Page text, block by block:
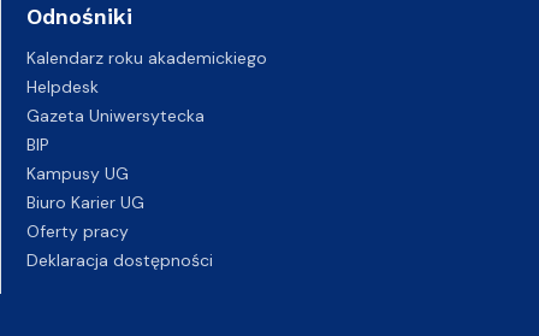
Odnośniki
Kalendarz roku akademickiego
Helpdesk
Gazeta Uniwersytecka
BIP
Kampusy UG
Biuro Karier UG
Oferty pracy
Deklaracja dostępności